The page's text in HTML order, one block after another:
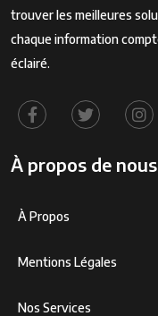
trouver les meilleures
chaque information
éclairé.
À propos de nous
À Propos
Mentions Légales
Nos Services